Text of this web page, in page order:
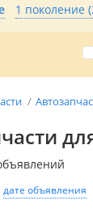
1 поколение
дате объявления